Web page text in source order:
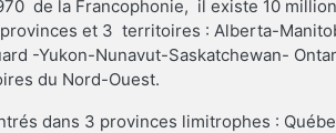
de la Francophonie, il existe 10
et 3 territoires : Alberta-
-Yukon-Nunavut-Saskatchewan-
du Nord-Ouest.
dans 3 provinces limitrophes :